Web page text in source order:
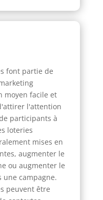
font partie de
moyen facile et
l'attention
participants à
loteries
mises en
augmenter le
ou augmenter le
campagne.
peuvent être